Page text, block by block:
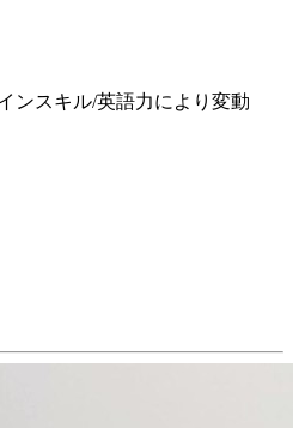
ンスキル/英語力により変動